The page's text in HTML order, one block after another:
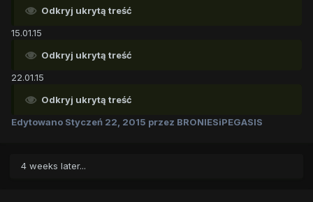
Odkryj ukrytą treść
15.01.15
Odkryj ukrytą treść
22.01.15
Odkryj ukrytą treść
Edytowano Styczeń 22, 2015 przez BRONIESiPEGASIS
4 weeks later...